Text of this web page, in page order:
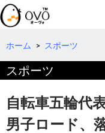
検
索
コ
テ
へ
ホーム > スポーツ
スポーツ
自転車五輪代
男子ロード、